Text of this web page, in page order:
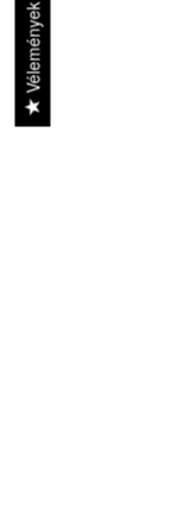
Vélemények